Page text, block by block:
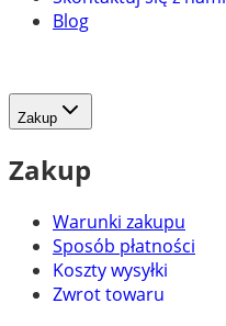
Blog
Zakup
Zakup
Warunki zakupu
Sposób płatności
Koszty wysyłki
Zwrot towaru